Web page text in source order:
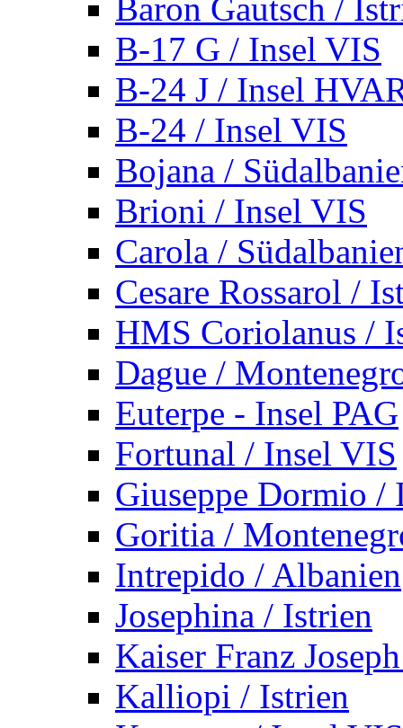
Baron Gautsch /
B-17 G / Insel VIS
B-24 J / Insel
B-24 / Insel VIS
Bojana /
Brioni / Insel VIS
Carola /
Cesare Rossarol /
HMS Coriolanus /
Dague /
Euterpe - Insel PAG
Fortunal / Insel VIS
Giuseppe Dormio /
Goritia /
Intrepido / Albanien
Josephina / Istrien
Kaiser Franz
Kalliopi / Istrien